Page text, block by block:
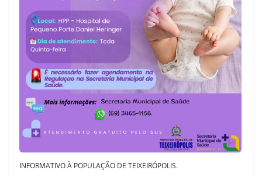
INFORMATIVO À POPULAÇÃO DE TEIXEIRÓPOLIS.